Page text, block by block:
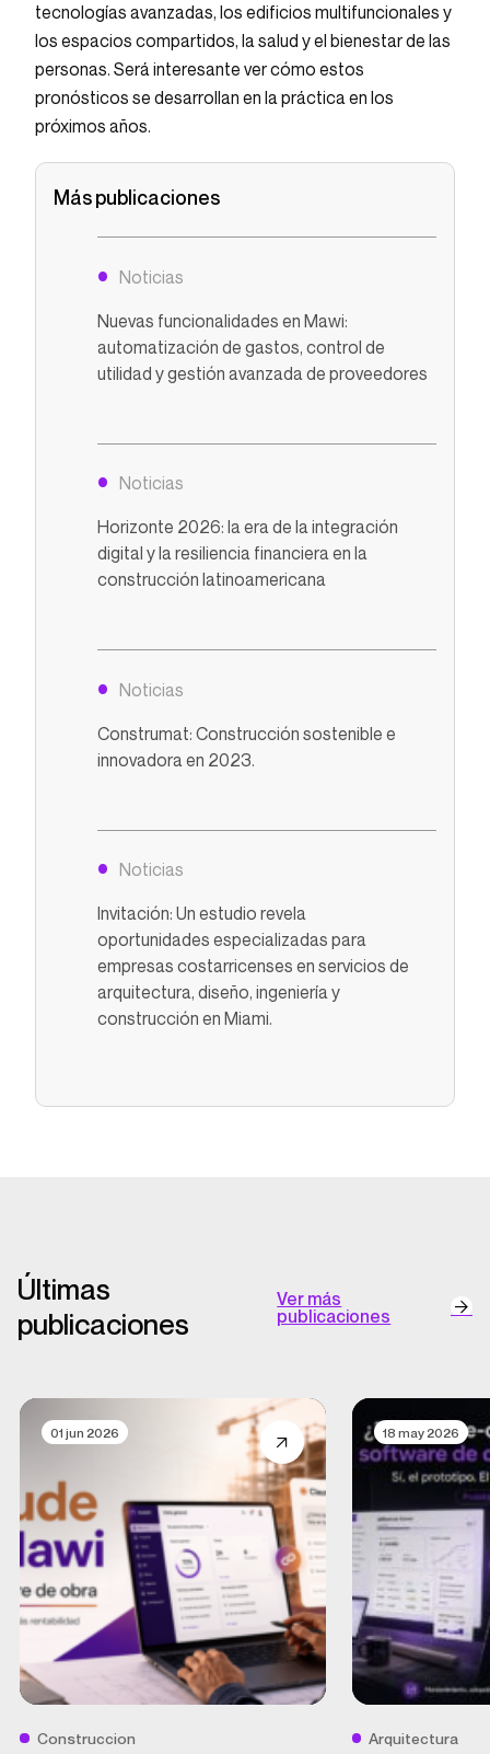
Más publicaciones
Noticias
Nuevas funcionalidades en Mawi:
automatización de gastos, control de
utilidad y gestión avanzada de proveedores
Noticias
Horizonte 2026: la era de la integración
digital y la resiliencia financiera en la
construcción latinoamericana
Noticias
Construmat: Construcción sostenible e
innovadora en 2023.
Noticias
Invitación: Un estudio revela
oportunidades especializadas para
empresas costarricenses en servicios de
arquitectura, diseño, ingeniería y
construcción en Miami.
tecnologías avanzadas, los edificios multifuncionales y
los espacios compartidos, la salud y el bienestar de las
personas. Será interesante ver cómo estos
pronósticos se desarrollan en la práctica en los
próximos años.
Últimas
publicaciones
Ver más
publicaciones
01 jun 2026
Construccion
18 may 2026
Arquitectura